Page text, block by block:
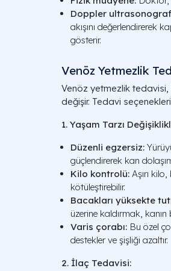
Doppler
akışını değerlendirerek
gösterir.
Venöz Yetmezlik
Venöz yetmezlik
değişir. Tedavi seçenekleri
1. Yaşam Tarzı
Düzenli egzersiz:
güçlendirerek kan
Kilo kontrolü: Aşırı
kötüleştirebilir.
Bacakları yüksekte
üzerine kaldırmak, kanın
Varis çorabı: Bu özel
destekler ve şişliği azaltır.
2. İlaç Tedavisi: